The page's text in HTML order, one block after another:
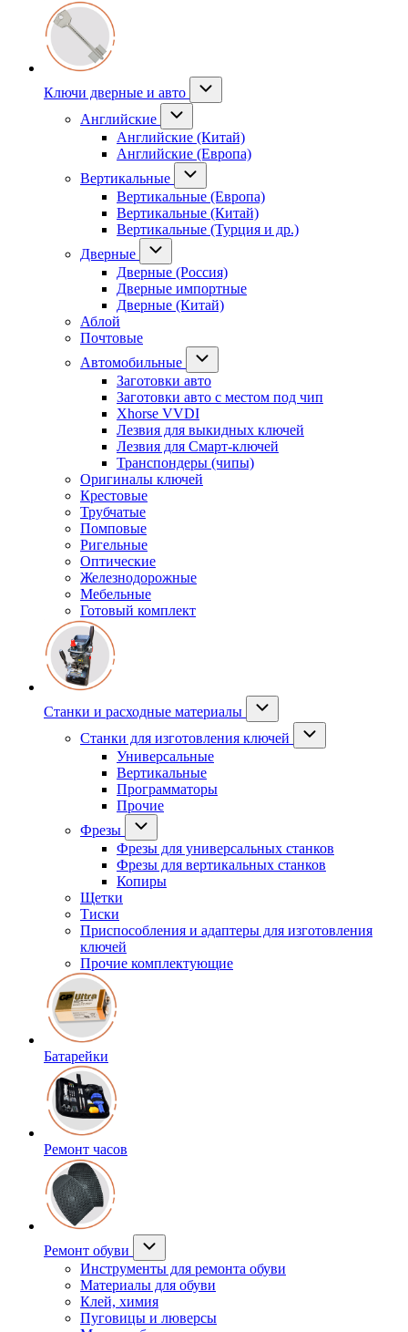
Ключи дверные и авто
Английские
Английские (Китай)
Английские (Европа)
Вертикальные
Вертикальные (Европа)
Вертикальные (Китай)
Вертикальные (Турция и др.)
Дверные
Дверные (Россия)
Дверные импортные
Дверные (Китай)
Аблой
Почтовые
Автомобильные
Заготовки авто
Заготовки авто с местом под чип
Xhorse VVDI
Лезвия для выкидных ключей
Лезвия для Смарт-ключей
Транспондеры (чипы)
Оригиналы ключей
Крестовые
Трубчатые
Помповые
Ригельные
Оптические
Железнодорожные
Мебельные
Готовый комплект
Станки и расходные материалы
Станки для изготовления ключей
Универсальные
Вертикальные
Программаторы
Прочие
Фрезы
Фрезы для универсальных станков
Фрезы для вертикальных станков
Копиры
Щетки
Тиски
Приспособления и адаптеры для изготовления
ключей
Прочие комплектующие
Батарейки
Ремонт часов
Ремонт обуви
Инструменты для ремонта обуви
Материалы для обуви
Клей, химия
Пуговицы и люверсы